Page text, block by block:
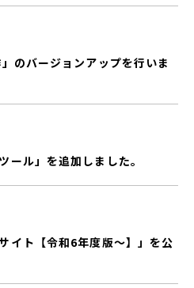
のバージョンアップを行いま
ール」を追加しました。
イト【令和6年度版～】」を公